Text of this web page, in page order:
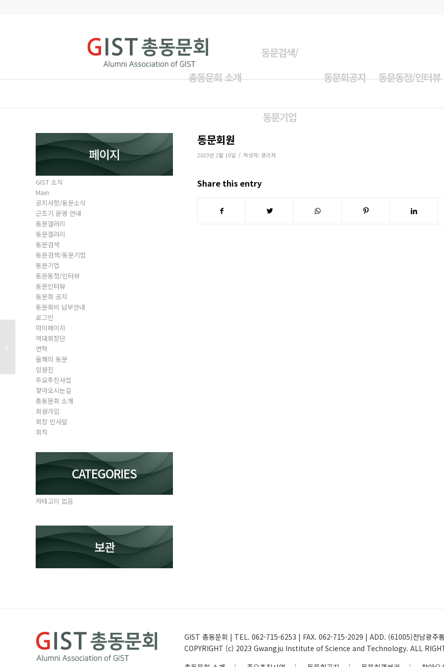
총동문회 소개
동문검색/
동문기업
동문회공지 동문동정/인터뷰
동문회원
2023년 2월 10일 / 작성자: 관리자
Share this entry
페이지
GIST 소식
Main
공지사항/동문소식
근조기 운영 안내
동문갤러리
동문갤러리
동문검색
동문검색/동문기업
동문기업
동문동정/인터뷰
동문인터뷰
동문회 공지
동문회비 납부안내
로그인
마이페이지
역대회장단
연혁
올해의 동문
임원진
주요추진사업
찾아오시는길
총동문회 소개
회원가입
회장 인사말
회칙
CATEGORIES
카테고리 없음
보관
GIST 총동문회 | TEL. 062-715-6253 | FAX. 062-715-2029 | ADD. (61005)전남광주
COPYRIGHT (c) 2023 Gwangju Institute of Science and Technology. ALL
동문회원